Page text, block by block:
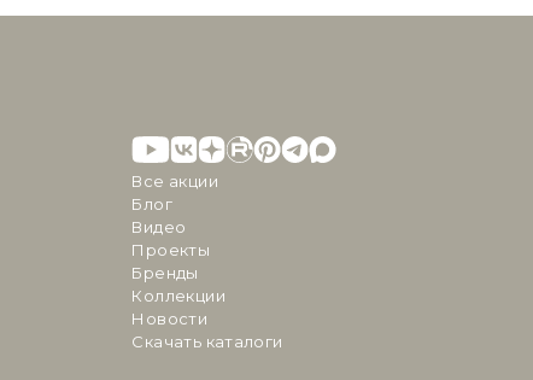
Все акции
Блог
Видео
Проекты
Бренды
Коллекции
Новости
Скачать каталоги